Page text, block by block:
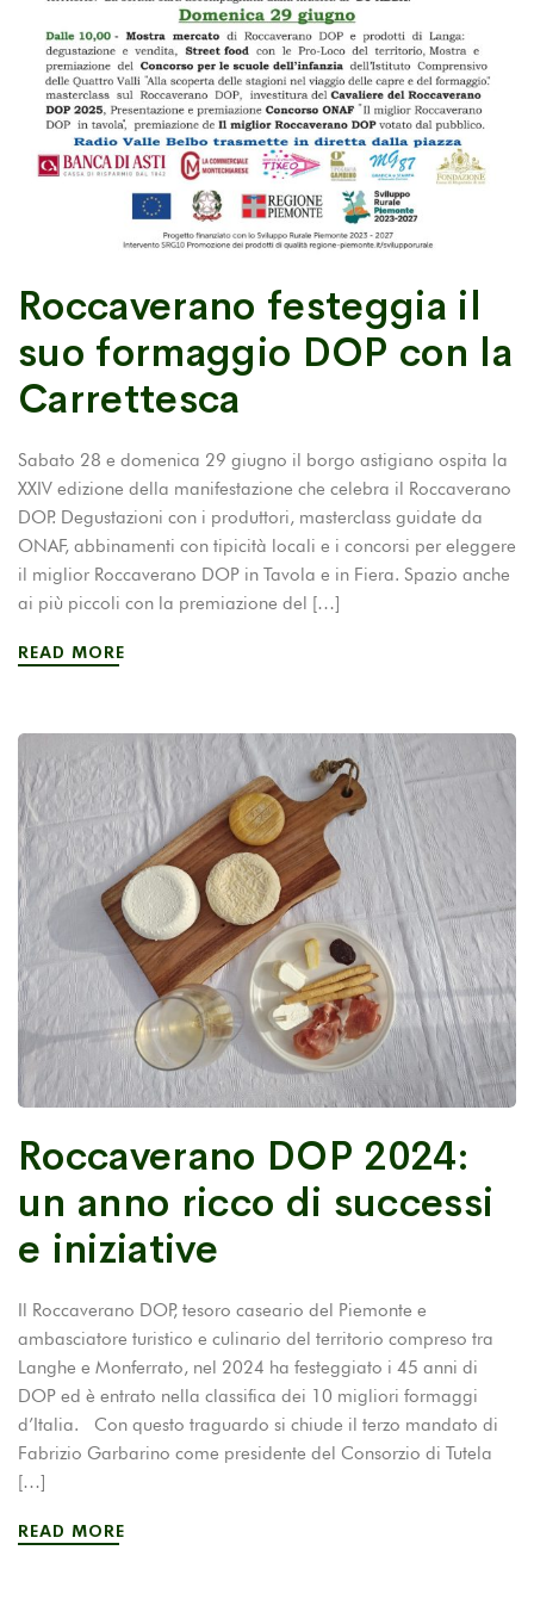
Roccaverano festeggia il
suo formaggio DOP con la
Carrettesca
Sabato 28 e domenica 29 giugno il borgo astigiano ospita la
XXIV edizione della manifestazione che celebra il Roccaverano
DOP. Degustazioni con i produttori, masterclass guidate da
ONAF, abbinamenti con tipicità locali e i concorsi per eleggere
il miglior Roccaverano DOP in Tavola e in Fiera. Spazio anche
ai più piccoli con la premiazione del […]
READ MORE
Roccaverano DOP 2024:
un anno ricco di successi
e iniziative
Il Roccaverano DOP, tesoro caseario del Piemonte e
ambasciatore turistico e culinario del territorio compreso tra
Langhe e Monferrato, nel 2024 ha festeggiato i 45 anni di
DOP ed è entrato nella classifica dei 10 migliori formaggi
d’Italia. Con questo traguardo si chiude il terzo mandato di
Fabrizio Garbarino come presidente del Consorzio di Tutela
[…]
READ MORE